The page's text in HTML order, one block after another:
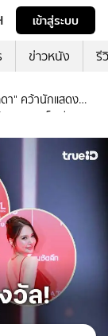
เข้าสู่ระบบ
ข่าวหนัง รี
า" คว้านักแสดงนำ
บม" แท็กทีมเฉิด